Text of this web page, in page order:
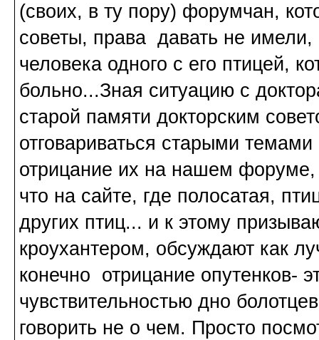
(своих, в ту пору) форумчан,
советы, права давать не
человека одного с его птицей,
больно...Зная ситуацию с
старой памяти докторским
отговариваться старыми
отрицание их на нашем
что на сайте, где полосатая,
других птиц... и к этому
кроухантером, обсуждают как
конечно отрицание опутенков-
чувствительностью дно
говорить не о чем. Просто